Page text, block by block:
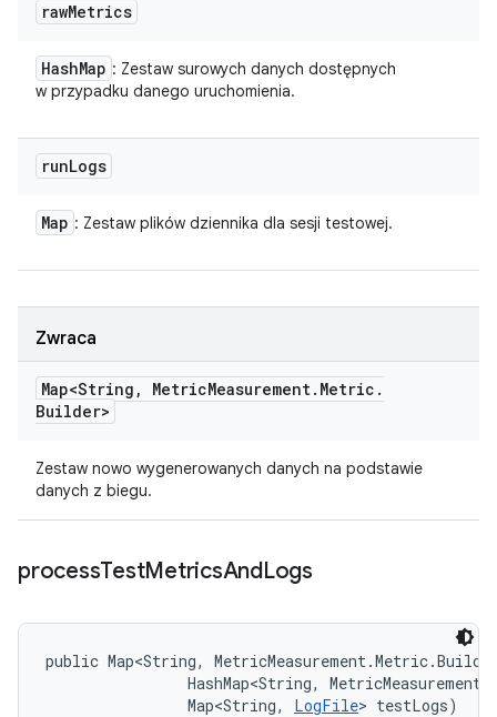
rawMetrics
HashMap : Zestaw surowych danych dostępnych
w przypadku danego uruchomienia.
runLogs
Map : Zestaw plików dziennika dla sesji testowej.
Zwraca
Map<String , MetricMeasurement. Metric .
Builder>
Zestaw nowo wygenerowanych danych na podstawie
danych z biegu.
processTestMetricsAndLogs
public Map<String,
HashMap<String,
                Map<String,
LogFile> testLogs)